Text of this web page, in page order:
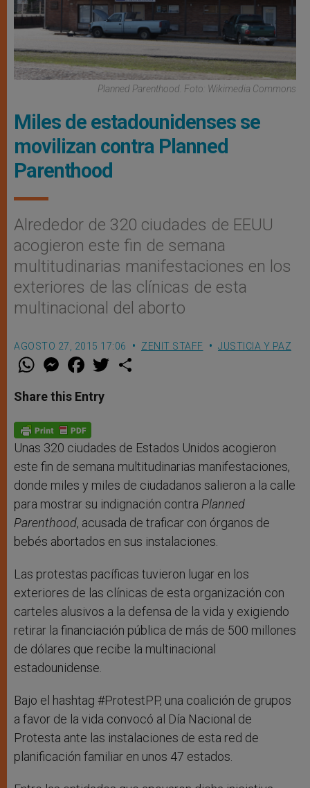
Planned Parenthood. Foto: Wikimedia Commons
Miles de estadounidenses se
movilizan contra Planned
Parenthood
Alrededor de 320 ciudades de EEUU
acogieron este fin de semana
multitudinarias manifestaciones en los
exteriores de las clínicas de esta
multinacional del aborto
AGOSTO 27, 2015 17:06 ZENIT STAFF JUSTICIA Y PAZ
W
t
s
p
p
M
e
s
e
g
e
r
F
a
e
b
o
k
w
Share this Entry
Unas 320 ciudades de Estados Unidos acogieron
este fin de semana multitudinarias manifestaciones,
donde miles y miles de ciudadanos salieron a la calle
para mostrar su indignación contra Planned
Parenthood, acusada de traficar con órganos de
bebés abortados en sus instalaciones.
Las protestas pacíficas tuvieron lugar en los
exteriores de las clínicas de esta organización con
carteles alusivos a la defensa de la vida y exigiendo
retirar la financiación pública de más de 500 millones
de dólares que recibe la multinacional
estadounidense.
Bajo el hashtag #ProtestPP, una coalición de grupos
a favor de la vida convocó al Día Nacional de
Protesta ante las instalaciones de esta red de
planificación familiar en unos 47 estados.